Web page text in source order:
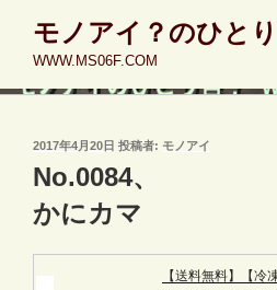
ン
モノアイ？のひとり
WWW.MS06F.COM
投
日:
2017年4月20日 投稿者: モノアイ
No.0084、
かにカマ
【送料無料】【冷